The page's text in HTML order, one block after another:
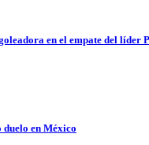
en el empate del líder
duelo en México